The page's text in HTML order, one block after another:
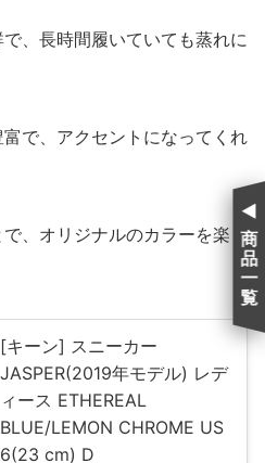
、長時間履いていても蒸れに
で、アクセントになってくれ
、オリジナルのカラーを楽し
[キーン] スニーカー
JASPER(2019年モデル) レデ
ィース ETHEREAL
BLUE/LEMON CHROME US
6(23 cm) D
商
品
一
覧